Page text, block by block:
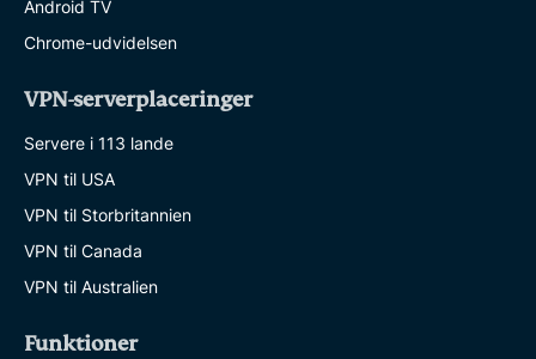
Android TV
Chrome-udvidelsen
VPN-serverplaceringer
Servere i 113 lande
VPN til USA
VPN til Storbritannien
VPN til Canada
VPN til Australien
Funktioner